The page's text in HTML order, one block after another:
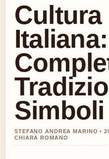
Cultura
Simboli
STEFANO ANDREA MARINO •
CHIARA ROMANO